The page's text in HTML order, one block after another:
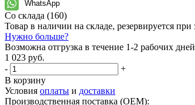
WhatsApp
Со склада (160)
Товар в наличии на складе, резервируется при
Нужно больше?
Возможна отгрузка в течение 1-2 рабочих дней
1 023 руб.
-
+
В корзину
Условия оплаты и доставки
Производственная поставка (OEM):